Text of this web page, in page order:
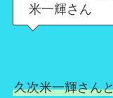
米一輝さん
久次米一輝さん